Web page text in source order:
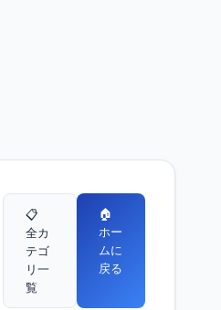
📋
全カ
テゴ
リ一
覧
🏠
ホー
ムに
戻る